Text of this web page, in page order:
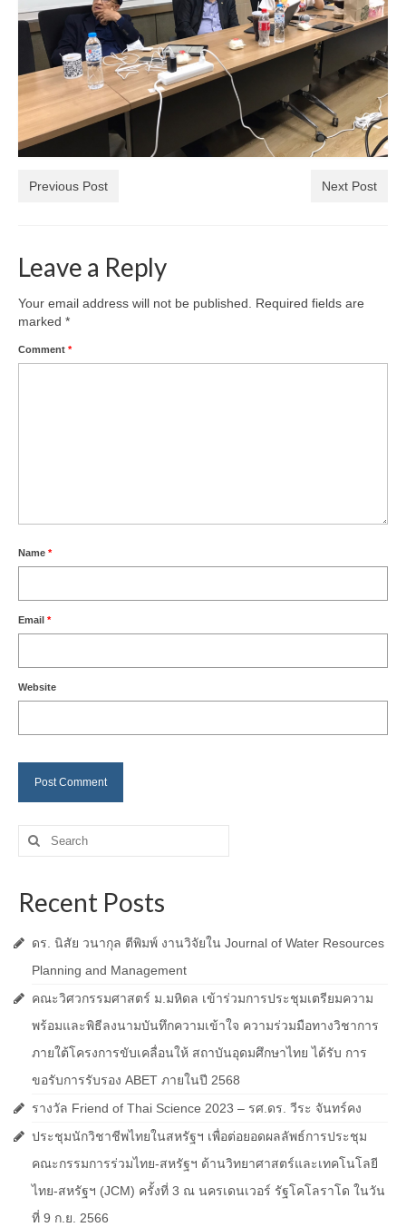
Previous Post Next Post
Leave a Reply
Your email address will not be published.
Required fields are
marked *
Comment *
Name *
Email *
Website
Search
Recent Posts
ดร. นิสัย วนากุล ตีพิมพ์ งานวิจัยใน Journal of Water Resources
Planning and Management
คณะวิศวกรรมศาสตร์ ม.มหิดล เข้าร่วมการประชุมเตรียมความ
พร้อมและพิธีลงนามบันทึกความเข้าใจ ความร่วมมือทางวิชาการ
ภายใต้โครงการขับเคลื่อนให้ สถาบันอุดมศึกษาไทย ได้รับ การ
ขอรับการรับรอง ABET ภายในปี 2568
รางวัล Friend of Thai Science 2023 – รศ.ดร. วีระ จันทร์คง
ประชุมนักวิชาชีพไทยในสหรัฐฯ เพื่อต่อยอดผลลัพธ์การประชุม
คณะกรรมการร่วมไทย-สหรัฐฯ ด้านวิทยาศาสตร์และเทคโนโลยี
ไทย-สหรัฐฯ (JCM) ครั้งที่ 3 ณ นครเดนเวอร์ รัฐโคโลราโด ในวัน
ที่ 9 ก.ย. 2566